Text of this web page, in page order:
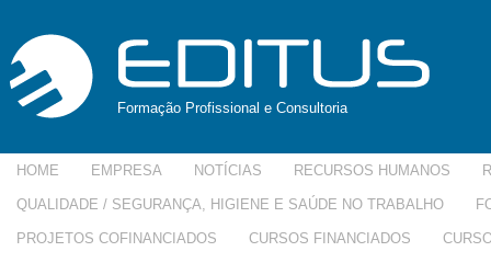
Formação Profissional e Consultoria
HOME EMPRESA NOTÍCIAS RECURSOS HUMANOS
QUALIDADE / SEGURANÇA, HIGIENE E SAÚDE NO TRABALHO
PROJETOS COFINANCIADOS CURSOS FINANCIADOS